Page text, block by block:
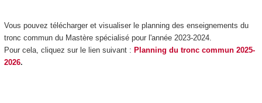
Vous pouvez télécharger et visualiser le planning des enseignements du
tronc commun du Mastère spécialisé pour l'année 2023-2024.
Pour cela, cliquez sur le lien suivant : Planning du tronc commun 2025-
2026.